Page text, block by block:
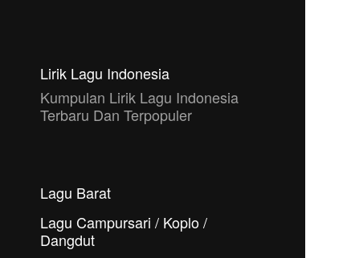
Lirik Lagu Indonesia
Kumpulan Lirik Lagu Indonesia
Terbaru Dan Terpopuler
Lagu Barat
Lagu Campursari / Koplo /
Dangdut